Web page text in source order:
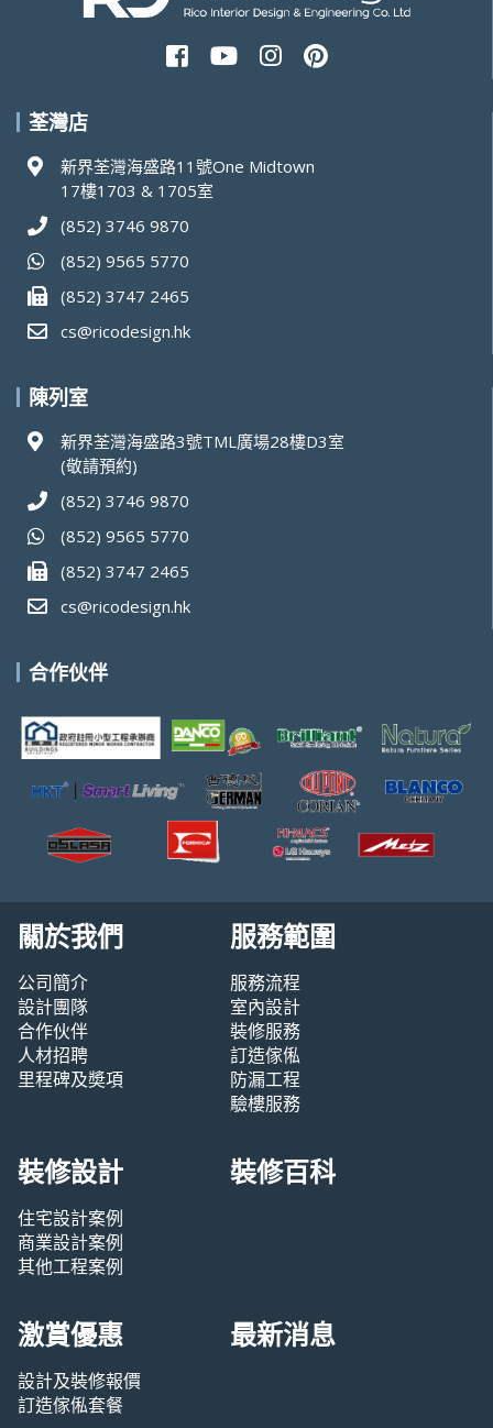
荃灣店
新界荃灣海盛路11號One Midtown
17樓1703 & 1705室
(852) 3746 9870
(852) 9565 5770
(852) 3747 2465
cs@ricodesign.hk
陳列室
新界荃灣海盛路3號TML廣場28樓D3室
(敬請預約)
(852) 3746 9870
(852) 9565 5770
(852) 3747 2465
cs@ricodesign.hk
合作伙伴
關於我們
公司簡介
設計團隊
合作伙伴
人材招聘
里程碑及奬項
服務範圍
服務流程
室內設計
裝修服務
訂造傢俬
防漏工程
驗樓服務
裝修設計
住宅設計案例
商業設計案例
其他工程案例
裝修百科
激賞優惠
設計及裝修報價
訂造傢俬套餐
最新消息